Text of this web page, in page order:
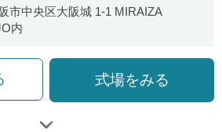
市中央区大阪城 1-1 MIRAIZA
内
式場をみる